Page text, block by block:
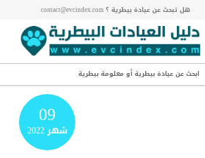
هل تبحث عن عيادة بيطرية ؟ contact@evcindex.com
ابحث عن عيادة بيطرية أو معلومة بيطرية
09
شهر2022